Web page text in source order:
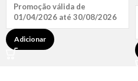
Promoção válida de
01/04/2026 até 30/08/2026
Adicionar